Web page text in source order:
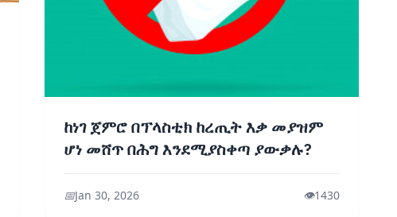
ከነገ ጀምሮ በፕላስቲክ ከረጢት እቃ መያዝም
ሆነ መሸጥ በሕግ እንደሚያስቀጣ ያውቃሉ?
📅Jan 30, 2026 👁️1430